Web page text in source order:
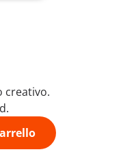
creativo.